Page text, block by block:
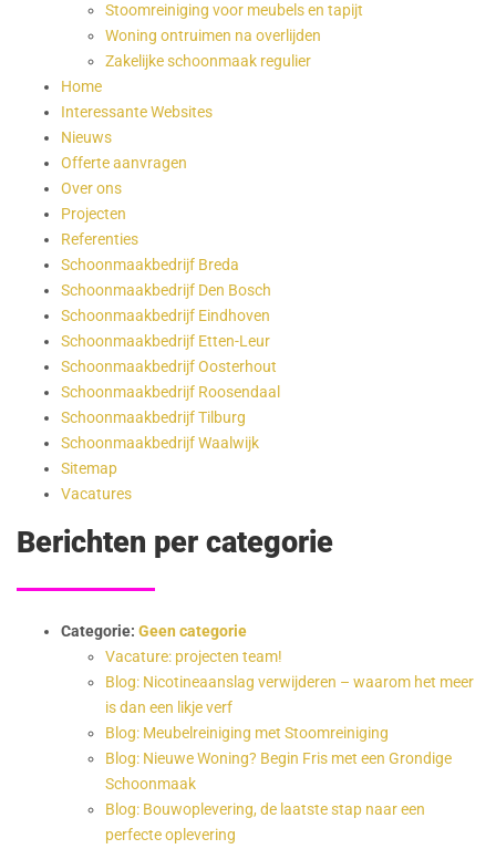
Stoomreiniging voor meubels en tapijt
Woning ontruimen na overlijden
Zakelijke schoonmaak regulier
Home
Interessante Websites
Nieuws
Offerte aanvragen
Over ons
Projecten
Referenties
Schoonmaakbedrijf Breda
Schoonmaakbedrijf Den Bosch
Schoonmaakbedrijf Eindhoven
Schoonmaakbedrijf Etten-Leur
Schoonmaakbedrijf Oosterhout
Schoonmaakbedrijf Roosendaal
Schoonmaakbedrijf Tilburg
Schoonmaakbedrijf Waalwijk
Sitemap
Vacatures
Berichten per categorie
Categorie: Geen categorie
Vacature: projecten team!
Blog: Nicotineaanslag verwijderen – waarom het meer
is dan een likje verf
Blog: Meubelreiniging met Stoomreiniging
Blog: Nieuwe Woning? Begin Fris met een Grondige
Schoonmaak
Blog: Bouwoplevering, de laatste stap naar een
perfecte oplevering